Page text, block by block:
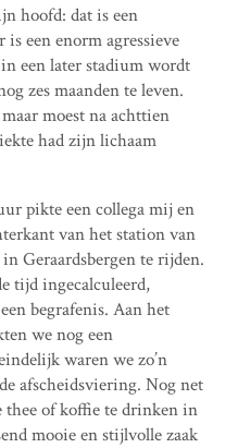
hoofd: dat is een
een enorm agressieve
een later stadium wordt
zes maanden te leven.
moest na achttien
had zijn lichaam
pikte een collega mij en
van het station van
Geraardsbergen te rijden.
tijd ingecalculeerd,
begrafenis. Aan het
we nog een
waren we zo’n
afscheidsviering. Nog net
thee of koffie te drinken in
mooie en stijlvolle zaak